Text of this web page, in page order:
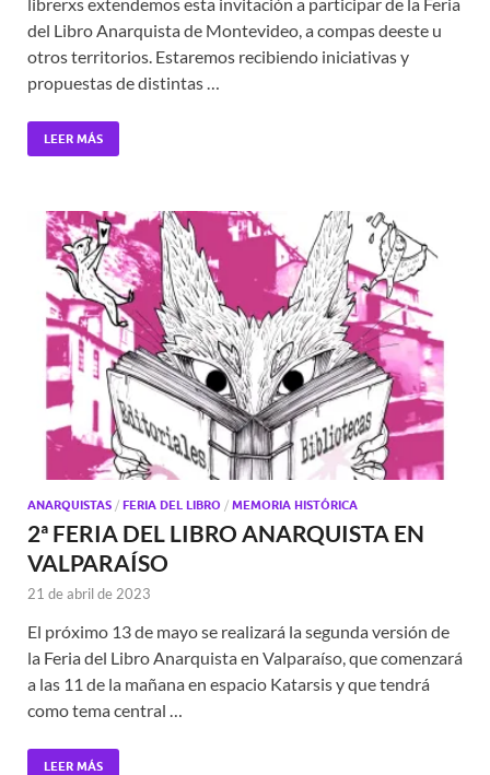
del Libro Anarquista de Montevideo, a compas deeste u
otros territorios. Estaremos recibiendo iniciativas y
propuestas de distintas …
LEER MÁS
ANARQUISTAS / FERIA DEL LIBRO / MEMORIA HISTÓRICA
2ª FERIA DEL LIBRO ANARQUISTA EN
VALPARAÍSO
21 de abril de 2023
El próximo 13 de mayo se realizará la segunda versión de
la Feria del Libro Anarquista en Valparaíso, que comenzará
a las 11 de la mañana en espacio Katarsis y que tendrá
como tema central …
LEER MÁS